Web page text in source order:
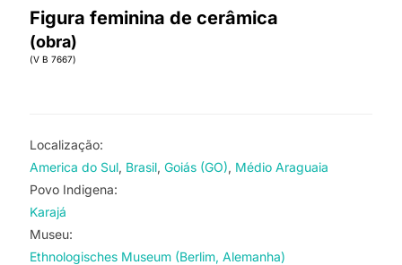
Figura feminina de cerâmica
(obra)
(V B 7667)
Localização:
America do Sul Brasil Goiás (GO) Médio Araguaia
Povo Indigena:
Karajá
Museu:
Ethnologisches Museum (Berlim, Alemanha)